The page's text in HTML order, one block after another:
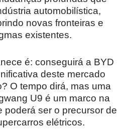
automobilística,
novas fronteiras e
existentes.
é: conseguirá a BYD
deste mercado
O tempo dirá, mas uma
U9 é um marco na
poderá ser o precursor de
elétricos.